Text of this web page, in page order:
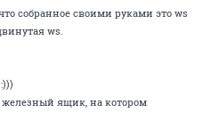
собранное своими руками это ws
ws.
железный ящик, на котором